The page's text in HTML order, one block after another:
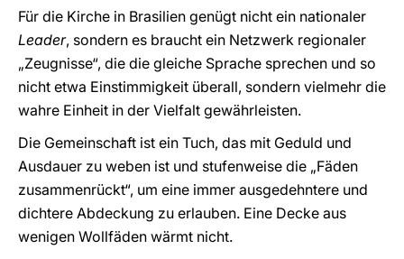
Für die Kirche in Brasilien genügt nicht ein nationaler
Leader, sondern es braucht ein Netzwerk regionaler
„Zeugnisse“, die die gleiche Sprache sprechen und so
nicht etwa Einstimmigkeit überall, sondern vielmehr die
wahre Einheit in der Vielfalt gewährleisten.
Die Gemeinschaft ist ein Tuch, das mit Geduld und
Ausdauer zu weben ist und stufenweise die „Fäden
zusammenrückt“, um eine immer ausgedehntere und
dichtere Abdeckung zu erlauben. Eine Decke aus
wenigen Wollfäden wärmt nicht.